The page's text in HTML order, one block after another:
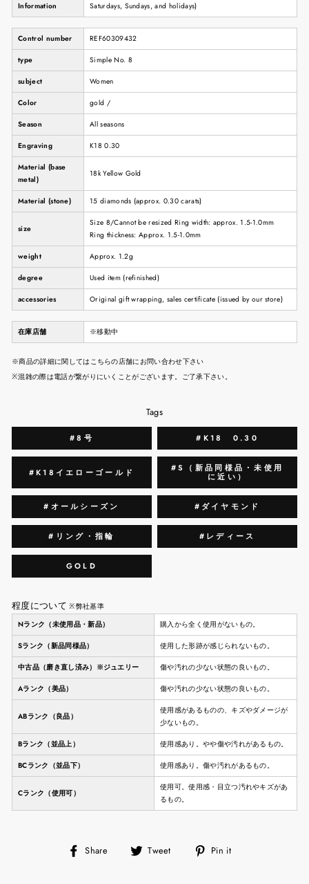
Information
Saturdays, Sundays, and holidays)
Control number REF60309432
type Simple No. 8
subject Women
Color gold /
Season All seasons
Engraving K18 0.30
Material (base
metal)
18k Yellow Gold
Material (stone) 15 diamonds (approx. 0.30 carats)
size
Size 8/Cannot be resized Ring width: approx. 1.5-1.0mm
Ring thickness: Approx. 1.5-1.0mm
weight Approx. 1.2g
degree Used item (refinished)
accessories Original gift wrapping, sales certificate (issued by our store)
在庫店舗 ※移動中
※商品の詳細に関してはこちらの店舗にお問い合わせ下さい
※混雑の際は電話が繋がりにいくことがございます。ご了承下さい。
Tags
#8号 #K18 0.30
#K18イエローゴールド
#S（新品同様品・未使用
に近い）
#オールシーズン #ダイヤモンド
#リング・指輪 #レディース
GOLD
程度について ※弊社基準
Nランク（未使用品・新品）
購入から全く使用がないもの。
Sランク（新品同様品） 使用した形跡が感じられないもの。
中古品（磨き直し済み）※ジュエリー 傷や汚れの少ない状態の良いもの。
Aランク（美品） 傷や汚れの少ない状態の良いもの。
ABランク（良品）
使用感があるものの、キズやダメージが
少ないもの。
Bランク（並品上） 使用感あり。やや傷や汚れがあるもの。
BCランク（並品下） 使用感あり。傷や汚れがあるもの。
Cランク（使用可）
使用可。使用感・目立つ汚れやキズがあ
るもの。
Share
Share Tweet
Tweet Pin it